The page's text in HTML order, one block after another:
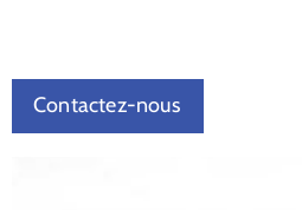
Contactez-nous